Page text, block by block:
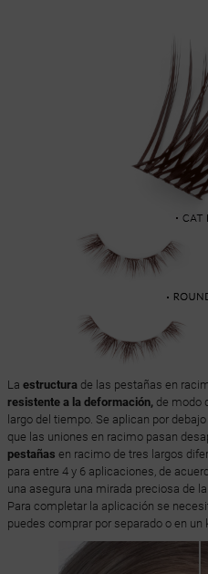
La estructurade las pestañas en
resistente a la deformación,de modo
largo del tiempo. Se aplican por
que las uniones en racimo pasan
pestañas en racimo de tres largos
para entre 4 y 6 aplicaciones, de
una asegura una mirada preciosa de
Para completar la aplicación se
puedes comprar por separado o en un